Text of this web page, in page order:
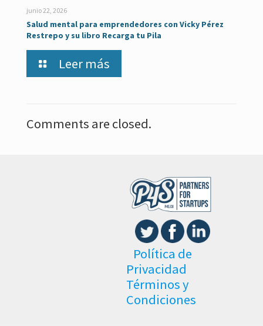
junio 22, 2026
Salud mental para emprendedores con Vicky Pérez
Restrepo y su libro Recarga tu Pila
Leer más
Comments are closed.
Política de
Privacidad
Términos y
Condiciones